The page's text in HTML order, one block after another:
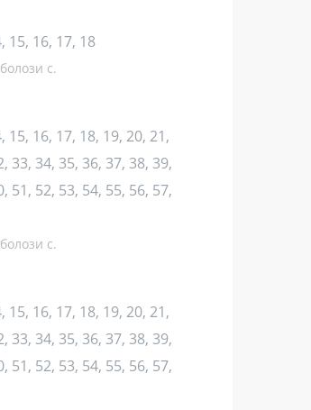
15, 16, 17, 18
с.
15, 16, 17, 18, 19, 20, 21,
33, 34, 35, 36, 37, 38, 39,
51, 52, 53, 54, 55, 56, 57,
с.
15, 16, 17, 18, 19, 20, 21,
33, 34, 35, 36, 37, 38, 39,
51, 52, 53, 54, 55, 56, 57,